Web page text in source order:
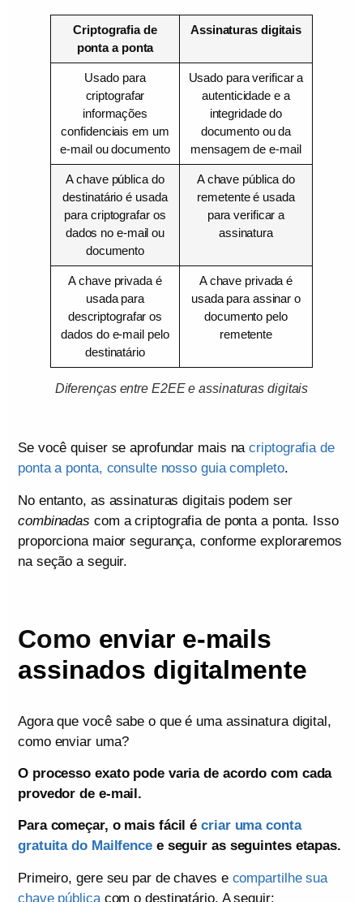
Criptografia de
ponta a ponta
Assinaturas digitais
Usado para
criptografar
informações
confidenciais em um
e-mail ou documento
Usado para verificar a
autenticidade e a
integridade do
documento ou da
mensagem de e-mail
A chave pública do
destinatário é usada
para criptografar os
dados no e-mail ou
documento
A chave pública do
remetente é usada
para verificar a
assinatura
A chave privada é
usada para
descriptografar os
dados do e-mail pelo
destinatário
A chave privada é
usada para assinar o
documento pelo
remetente
Diferenças entre E2EE e assinaturas digitais
Se você quiser se aprofundar mais nacriptografia de
ponta a ponta, consulte nosso guia completo.
No entanto, as assinaturas digitais podem ser
combinadas com a criptografia de ponta a ponta. Isso
proporciona maior segurança, conforme exploraremos
na seção a seguir.
Como enviar e-mails
assinados digitalmente
Agora que você sabe o que é uma assinatura digital,
como enviar uma?
O processo exato pode varia de acordo com cada
provedor de e-mail.
Para começar, o mais fácil écriar uma conta
gratuita do Mailfencee seguir as seguintes etapas.
Primeiro, gere seu par de chaves e compartilhe sua
chave públicacom o destinatário. A seguir: